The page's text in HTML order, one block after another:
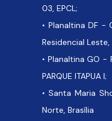
03, EPCL;
• Planaltina DF
Residencial Leste,
• Planaltina GO -
PARQUE ITAPUA I;
• Santa Maria
Norte, Brasília